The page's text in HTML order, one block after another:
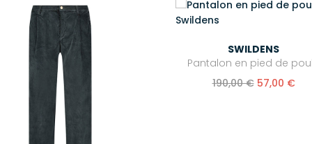
SWILDENS
Pantalon en pied de
190,00 € 57,00 €